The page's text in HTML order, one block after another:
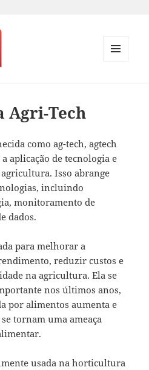
Agri-Tech
como ag-tech, agtech
aplicação de tecnologia e
Isso abrange
incluindo
monitoramento de
dados.
para melhorar a
reduzir custos e
na agricultura. Ela se
nos últimos anos,
por alimentos aumenta e
tornam uma ameaça
usada na horticultura